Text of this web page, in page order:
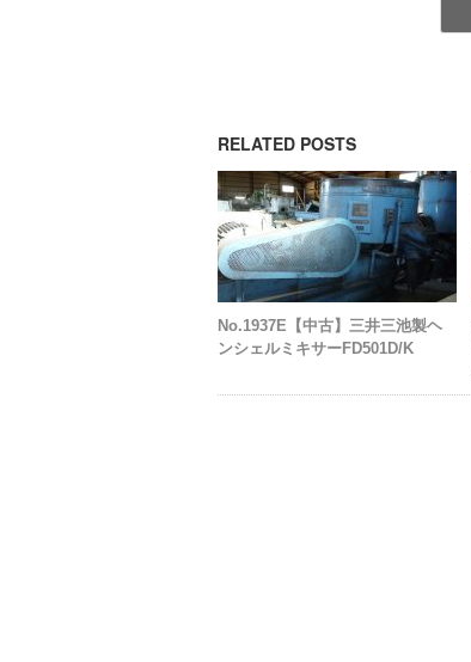
RELATED POSTS
No.1937E【中古】三井三池製ヘ
ンシェルミキサーFD501D/K